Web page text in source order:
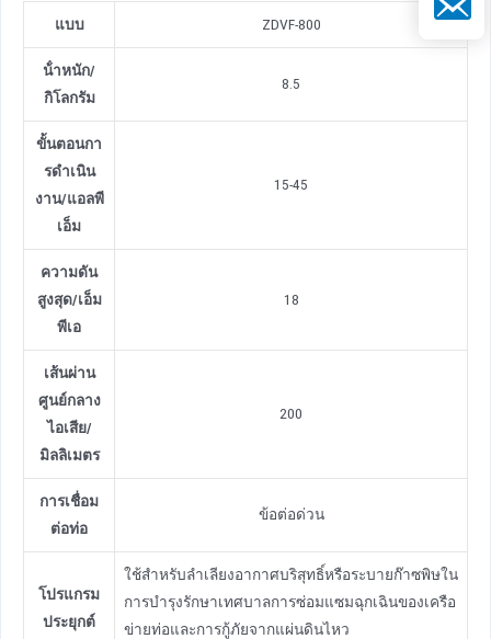
แบบ ZDVF-800
น้ําหนัก/
กิโลกรัม
8.5
ขั้นตอนกา
รดําเนิน
งาน/แอลพี
เอ็ม
15-45
ความดัน
สูงสุด/เอ็ม
พีเอ
18
เส้นผ่าน
ศูนย์กลาง
ไอเสีย/
มิลลิเมตร
200
การเชื่อม
ต่อท่อ
ข้อต่อด่วน
โปรแกรม
ประยุกต์
ใช้สําหรับลําเลียงอากาศบริสุทธิ์หรือระบายก๊าซพิษใน
การบํารุงรักษาเทศบาลการซ่อมแซมฉุกเฉินของเครือ
ข่ายท่อและการกู้ภัยจากแผ่นดินไหว